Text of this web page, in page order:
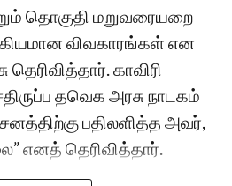
தொகுதி மறுவரையறை
விவகாரங்கள் என
காவிரி
தவெக அரசு நாடகம்
பதிலளித்த அவர்,
எனத் தெரிவித்தார்.